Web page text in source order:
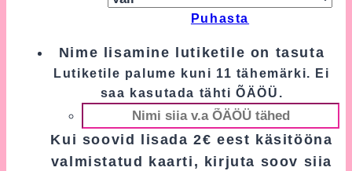
Puhasta
Nime lisamine lutiketile on tasuta
Lutiketile palume kuni 11 tähemärki. Ei
saa kasutada tähti ÕÄÖÜ.
Kui soovid lisada 2€ eest käsitööna
valmistatud kaarti, kirjuta soov siia